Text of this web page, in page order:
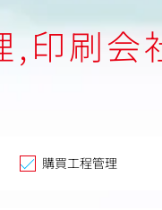
大手
,印刷会
購買工程管理